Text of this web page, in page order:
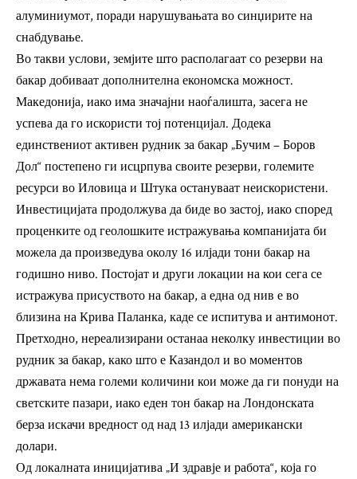
алуминиумот, поради нарушувањата во синџирите на
снабдување.
Во такви услови, земјите што располагаат со резерви на
бакар добиваат дополнителна економска можност.
Македонија, иако има значајни наоѓалишта, засега не
успева да го искористи тој потенцијал. Додека
единствениот активен рудник за бакар „Бучим – Боров
Дол“ постепено ги исцрпува своите резерви, големите
ресурси во Иловица и Штука остануваат неискористени.
Инвестицијата продолжува да биде во застој, иако според
проценките од геолошките истражувања компанијата би
можела да произведува околу 16 илјади тони бакар на
годишно ниво. Постојат и други локации на кои сега се
истражува присуството на бакар, а една од нив е во
близина на Крива Паланка, каде се испитува и антимонот.
Претходно, нереализирани останаа неколку инвестиции во
рудник за бакар, како што е Казандол и во моментов
државата нема големи количини кои може да ги понуди на
светските пазари, иако еден тон бакар на Лондонската
берза искачи вредност од над 13 илјади американски
долари.
Од локалната иницијатива „И здравје и работа“, која го